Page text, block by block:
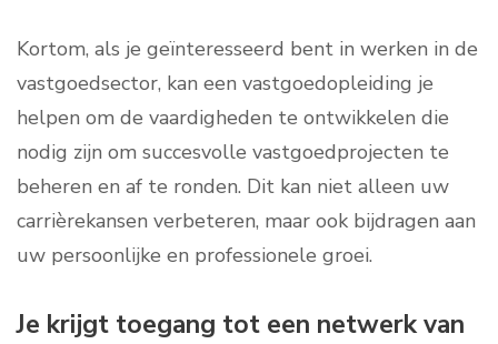
Kortom, als je geïnteresseerd bent in werken in de
vastgoedsector, kan een vastgoedopleiding je
helpen om de vaardigheden te ontwikkelen die
nodig zijn om succesvolle vastgoedprojecten te
beheren en af ​​te ronden. Dit kan niet alleen uw
carrièrekansen verbeteren, maar ook bijdragen aan
uw persoonlijke en professionele groei.
Je krijgt toegang tot een netwerk van